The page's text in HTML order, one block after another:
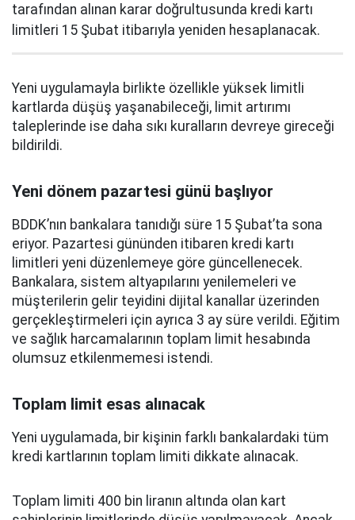
tarafından alınan karar doğrultusunda kredi kartı
limitleri 15 Şubat itibarıyla yeniden hesaplanacak.
Yeni uygulamayla birlikte özellikle yüksek limitli
kartlarda düşüş yaşanabileceği, limit artırımı
taleplerinde ise daha sıkı kuralların devreye gireceği
bildirildi.
Yeni dönem pazartesi günü başlıyor
BDDK’nın bankalara tanıdığı süre 15 Şubat’ta sona
eriyor. Pazartesi gününden itibaren kredi kartı
limitleri yeni düzenlemeye göre güncellenecek.
Bankalara, sistem altyapılarını yenilemeleri ve
müşterilerin gelir teyidini dijital kanallar üzerinden
gerçekleştirmeleri için ayrıca 3 ay süre verildi. Eğitim
ve sağlık harcamalarının toplam limit hesabında
olumsuz etkilenmemesi istendi.
Toplam limit esas alınacak
Yeni uygulamada, bir kişinin farklı bankalardaki tüm
kredi kartlarının toplam limiti dikkate alınacak.
Toplam limiti 400 bin liranın altında olan kart